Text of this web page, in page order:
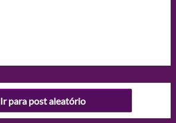
Ir para post aleatório